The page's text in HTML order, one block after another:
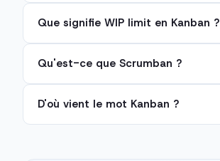
Que signifie WIP limit en Kanban ?
Qu'est-ce que Scrumban ?
D'où vient le mot Kanban ?